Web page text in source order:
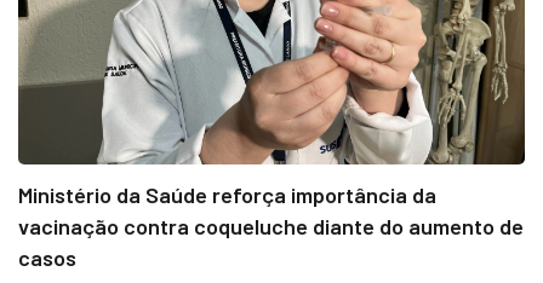
Ministério da Saúde reforça importância da
vacinação contra coqueluche diante do aumento de
casos